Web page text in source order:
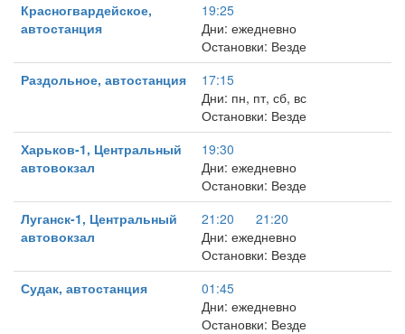
Красногвардейское,
автостанция
19:25
Дни: ежедневно
Остановки: Везде
Раздольное, автостанция
17:15
Дни: пн, пт, сб, вс
Остановки: Везде
Харьков-1, Центральный
автовокзал
19:30
Дни: ежедневно
Остановки: Везде
Луганск-1, Центральный
автовокзал
21:20
21:20
Дни: ежедневно
Остановки: Везде
Судак, автостанция
01:45
Дни: ежедневно
Остановки: Везде